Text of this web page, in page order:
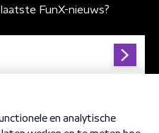
FunX-nieuws?